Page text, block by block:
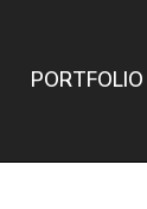
PORTFOLIO